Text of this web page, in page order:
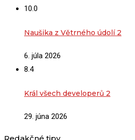
10.0
Naušika z Větrného údolí 2
6. júla 2026
8.4
Král všech developerů 2
29. júna 2026
Redakčné tipy